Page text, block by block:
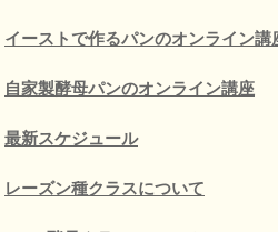
イーストで作るパンのオンライン講
自家製酵母パンのオンライン講座
最新スケジュール
レーズン種クラスについて